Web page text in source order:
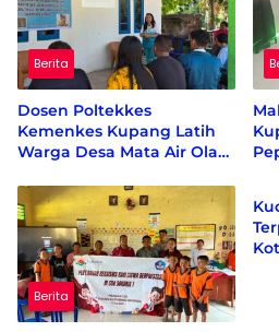
Berita
Dosen Poltekkes
Kemenkes Kupang Latih
Warga Desa Mata Air Olah
Produk Bernilai Ekonomi
Berita